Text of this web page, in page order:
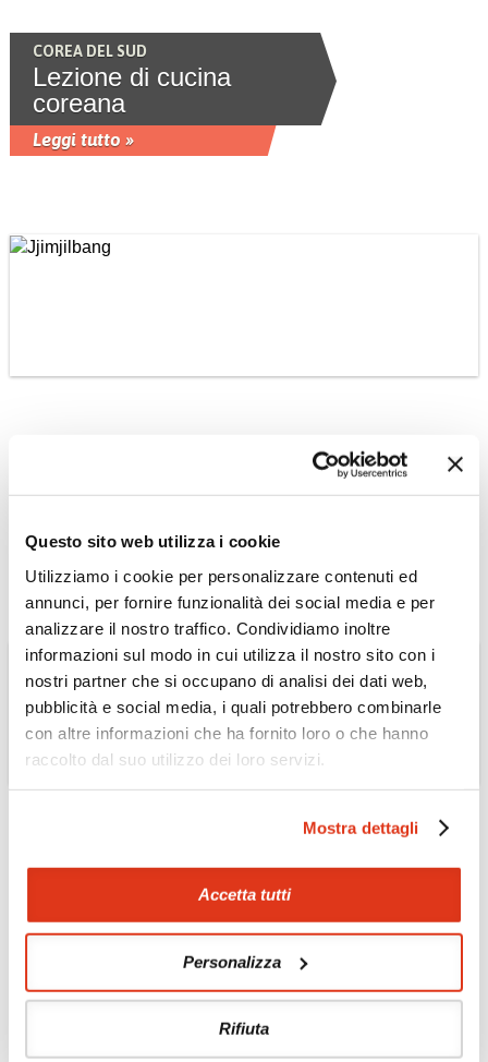
Questo sito web utilizza i cookie
Utilizziamo i cookie per personalizzare contenuti ed
annunci, per fornire funzionalità dei social media e per
analizzare il nostro traffico. Condividiamo inoltre
informazioni sul modo in cui utilizza il nostro sito con i
nostri partner che si occupano di analisi dei dati web,
pubblicità e social media, i quali potrebbero combinarle
con altre informazioni che ha fornito loro o che hanno
raccolto dal suo utilizzo dei loro servizi.
Mostra dettagli
Accetta tutti
Personalizza
Rifiuta
COREA DEL SUD
Lezione di cucina
coreana
Leggi tutto »
Leggi tutto »
Il fattore K (Korean) e
dell’intrattenimento